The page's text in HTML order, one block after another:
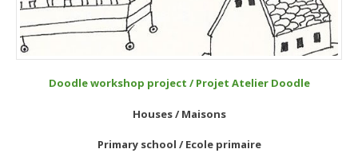
Doodle workshop project / Projet Atelier Doodle
Houses / Maisons
Primary school / Ecole primaire